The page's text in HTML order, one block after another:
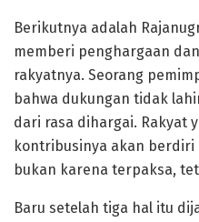
Berikutnya adalah
memberi penghargaan
rakyatnya. Seorang
bahwa dukungan tidak
dari rasa dihargai. Rakyat
kontribusinya akan
bukan karena terpaksa,
Baru setelah tiga hal itu